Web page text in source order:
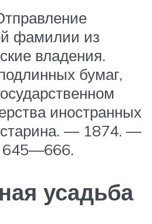
фамилии из
владения.
бумаг,
иностранных
старина. — 1874. —
усадьба